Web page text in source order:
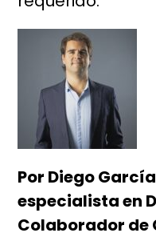
Por Diego
especialista en
Colaborador de